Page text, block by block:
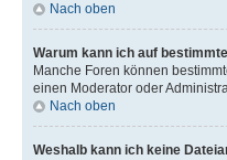
Nach oben
Warum kann ich auf
Manche Foren können
einen Moderator oder
Nach oben
Weshalb kann ich keine